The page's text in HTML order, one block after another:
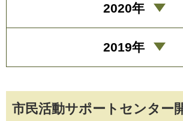
市民活動サポートセンター
2020年
2019年